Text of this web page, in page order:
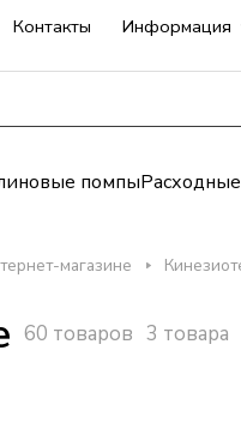
Контакты Информация
помпы
магазине
60 товаров 3 товара